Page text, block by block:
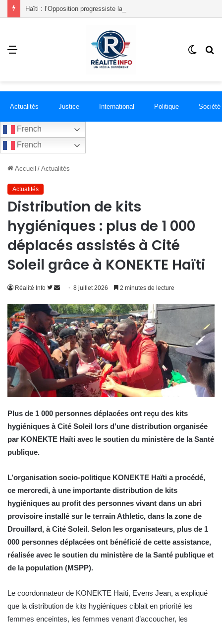
Menu
Switch
Actualités Justice International Politique Société
French
French
Accueil / Actualités
Actualités
Distribution de kits
hygiéniques : plus de 1 000
déplacés assistés à Cité
Soleil grâce à KONEKTE Haïti
Réalité Info
Suivre
Twitter
Envoyer
courriel
8 juillet 2026 2 minutes de lecture
Plus de 1 000 personnes déplacées ont reçu des kits
hygiéniques à Cité Soleil lors d’une distribution organisée
par KONEKTE Haïti avec le soutien du ministère de la Santé
publique.
L’organisation socio-politique KONEKTE Haïti a procédé,
ce mercredi, à une importante distribution de kits
hygiéniques au profit des personnes vivant dans un abri
provisoire installé sur le terrain Athletic, dans la zone de
Drouillard, à Cité Soleil. Selon les organisateurs, plus de 1
000 personnes déplacées ont bénéficié de cette assistance,
réalisée avec le soutien du ministère de la Santé publique et
de la population (MSPP).
Le coordonnateur de KONEKTE Haïti, Evens Jean, a expliqué
que la distribution de kits hygiéniques ciblait en priorité les
femmes enceintes, les femmes venant d’accoucher, les